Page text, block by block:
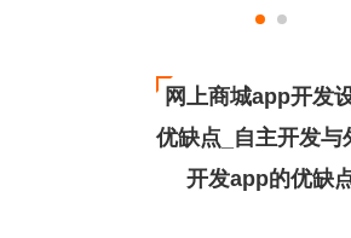
网上商城app开发
优缺点_自主开发与
开发app的优缺